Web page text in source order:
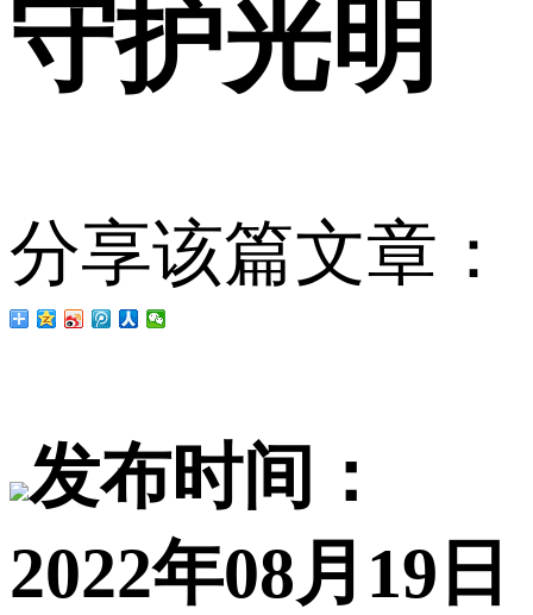
守护光明
分享该篇文章：
发布时间：
2022年08月19日